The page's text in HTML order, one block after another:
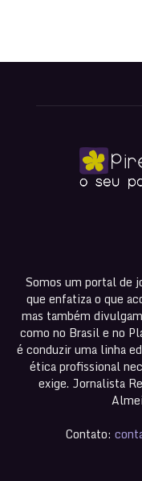
Somos um portal de
que enfatiza o que
mas também
como no Brasil e no
é conduzir uma linha
ética profissional
exige. Jornalista
Contato: